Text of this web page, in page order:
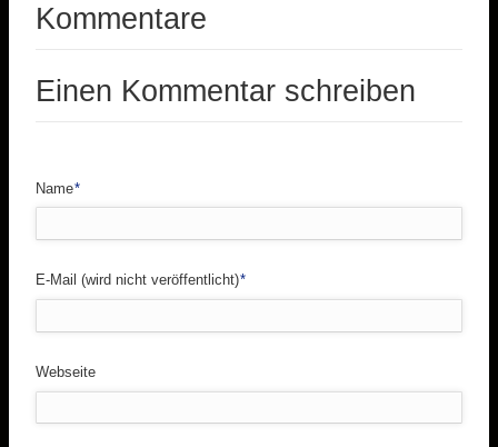
Kommentare
Einen Kommentar schreiben
Pflichtfeld
Name*
Pflichtfeld
E-Mail (wird nicht veröffentlicht)*
Webseite